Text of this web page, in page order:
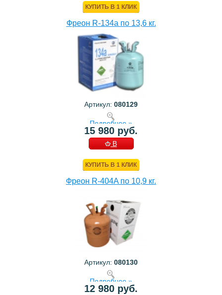
КУПИТЬ В 1 КЛИК
Фреон R-134a по 13,6 кг.
Артикул: 080129
Подробнее »
15 980 руб.
В
КУПИТЬ В 1 КЛИК
Фреон R-404A по 10,9 кг.
Артикул: 080130
Подробнее »
12 980 руб.